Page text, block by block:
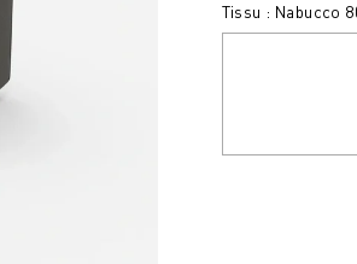
Tissu : Nabucco